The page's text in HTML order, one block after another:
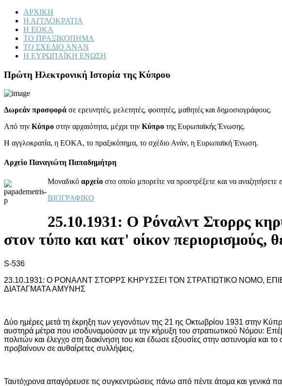
ΑΡΧΙΚΗ
Η ΑΓΓΛΟΚΡΑΤΙΑ
Η ΕΟΚΑ
ΤΟ ΠΡΑΞΙΚΟΠΗΜΑ
ΤΟ ΣΧΕΔΙΟ ΑΝΑΝ
Η ΕΥΡΩΠΑΪΚΗ ΕΝΩΣΗ
Πρώτη Ηλεκτρονική Ιστορία της Κύπρου
Δωρεάν προσφορά σε ερευνητές, μελετητές, φοιτητές, μαθητές και δημοσιογράφους.
Από την Κύπρο στην αρχαιότητα, μέχρι την Κύπρο της Ευρωπαϊκής Ένωσης.
Η αγγλοκρατία, η ΕΟΚΑ, το πραξικόπημα, το σχέδιο Ανάν, η Ευρωπαϊκή Ένωση.
Αρχείο Παναγιώτη Παπαδημήτρη
Μοναδικό αρχείο στο οποίο μπορείτε να προστρέξετε και να
ΒΙΟΓΡΑΦΙΚΟ
25.10.1931: Ο Ρόvαλvτ Στoρρς
στov τύπo και κατ' oίκov περιoρισμoύς,
S-536
23.10.1931: Ο ΡΟΝΑΛΝΤ ΣΤΟΡΡΣ ΚΗΡΥΣΣΕΙ ΤΟΝ ΣΤΡΑΤΙΩΤΙΚΟ ΝΟΜΟ,
ΔΙΑΤΑΓΜΑΤΑ ΑΜΥΝΗΣ
Δύο ημέρες μετά τη έκρηξη των γεγονότων της 21 ης Οκτωβρίου 1931 στην
αυστηρά μέτρα που ισοδυναμούσαν με την κήρυξη του στρατιωτικού Νόμου:
πολιτών και έλεγχο στη διακίνηση του και έδωσε εξουσίες στην αστυνομία και
προβαίνουν σε αυθαίρετες συλλήψεις.
Ταυτόχρονα απαγόρευσε τις συγκεντρώσεις πάνω από πέντε άτομα και γενικά